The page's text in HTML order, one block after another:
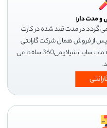
و مدت دار:
می گردد در مدت قید شده در کارت
پس از فروش همان شرکت گارانتی
کننده بوده و مسئولیت آن از بخش خدمات سایت شیائومی360 ساقط می